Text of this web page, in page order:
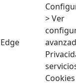
Edge
> Ver
Cookies